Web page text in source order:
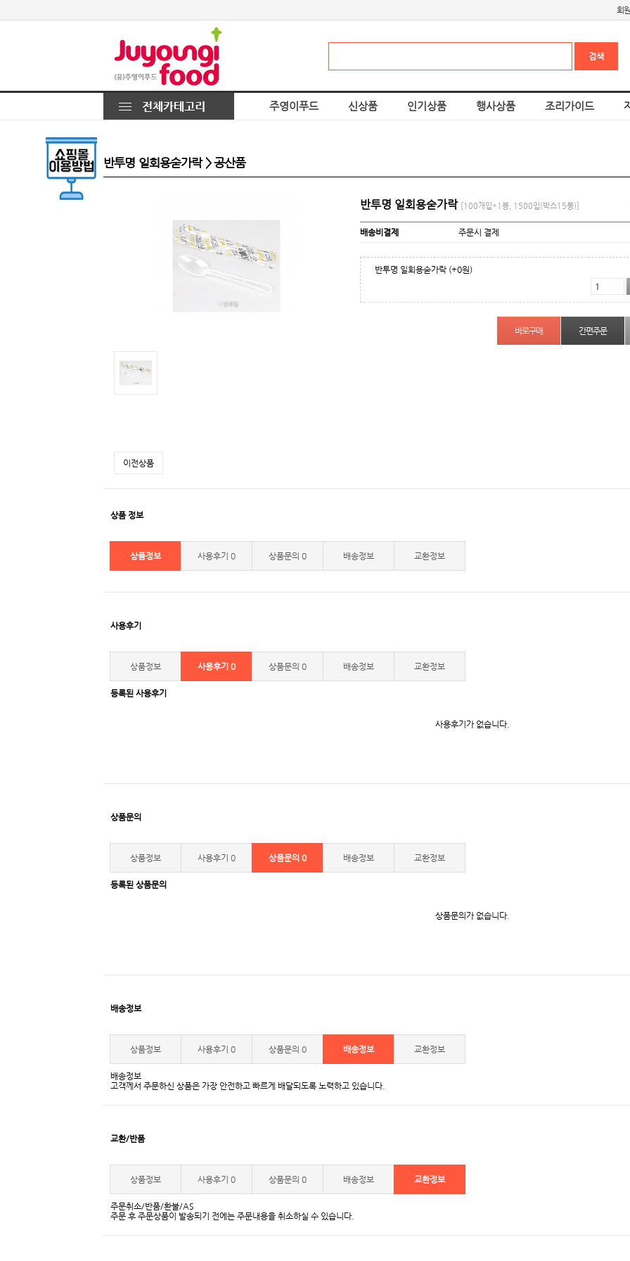
회
주영이푸드 신상품 인기상품 행사상품 조리가이드
반투명 일회용숟가락 > 공산품
반투명 일회용숟가락 [100개입*1봉, 1500입(박스15봉)]
배송비결제 주문시 결제
반투명 일회용숟가락 (+0원)
간편주문
이전상품
상품 정보
상품정보 사용후기 0 상품문의 0 배송정보 교환정보
사용후기
상품정보 사용후기 0 상품문의 0 배송정보 교환정보
등록된 사용후기
사용후기가 없습니다.
상품문의
상품정보 사용후기 0 상품문의 0 배송정보 교환정보
등록된 상품문의
상품문의가 없습니다.
배송정보
상품정보 사용후기 0 상품문의 0 배송정보 교환정보
배송정보
고객께서 주문하신 상품은 가장 안전하고 빠르게 배달되도록 노력하고 있습니다.
교환/반품
상품정보 사용후기 0 상품문의 0 배송정보 교환정보
주문취소/반품/환불/AS
주문 후 주문상품이 발송되기 전에는 주문내용을 취소하실 수 있습니다.